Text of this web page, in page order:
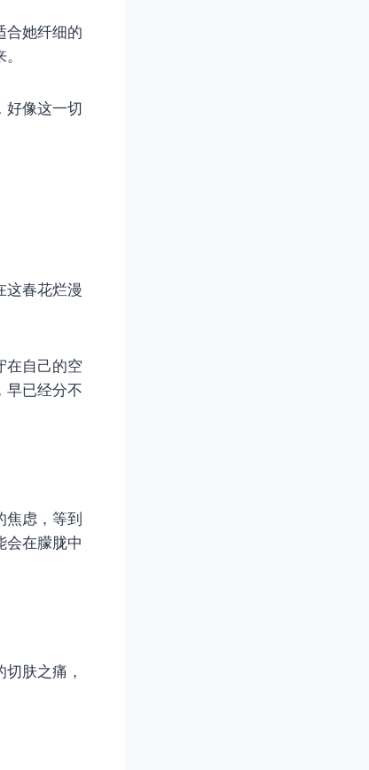
合她纤细的
好像这一切
这春花烂漫
在自己的空
早已经分不
焦虑，等到
会在朦胧中
肤之痛，